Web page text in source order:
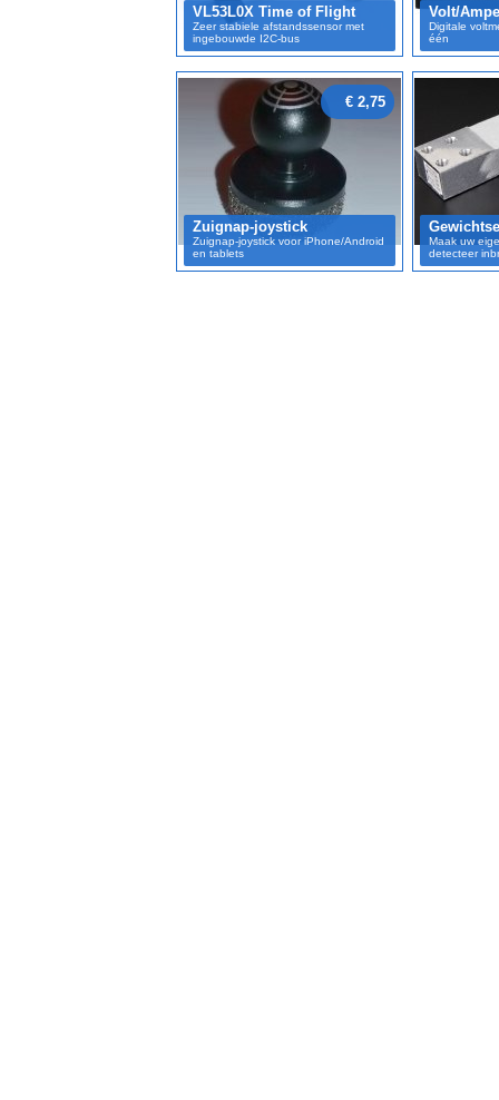
VL53L0X Time of Flight
Zeer stabiele afstandssensor met
ingebouwde I2C-bus
Volt/
Digitale
één
€ 2,75
Zuignap-joystick
Zuignap-joystick voor iPhone/Android
en tablets
Maak uw
detecteer